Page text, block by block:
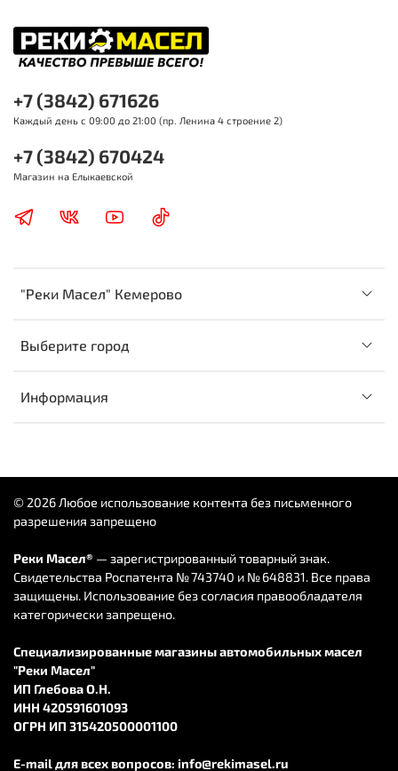
"Реки Масел" Кемерово
Выберите город
Информация
+7 (3842) 671626
Каждый день с 09:00 до 21:00 (пр. Ленина 4 строение 2)
+7 (3842) 670424
Магазин на Елыкаевской
© 2026 Любое использование контента без письменного
разрешения запрещено
Реки Масел® — зарегистрированный товарный знак.
Свидетельства Роспатента № 743740 и № 648831. Все права
защищены. Использование без согласия правообладателя
категорически запрещено.
Специализированные магазины автомобильных масел
"Реки Масел"
ИП Глебова О.Н.
ИНН 420591601093
ОГРН ИП 315420500001100
E-mail для всех вопросов: info@rekimasel.ru